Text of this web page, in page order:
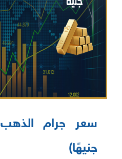
سعر جرام الذهب
جنيهًا)